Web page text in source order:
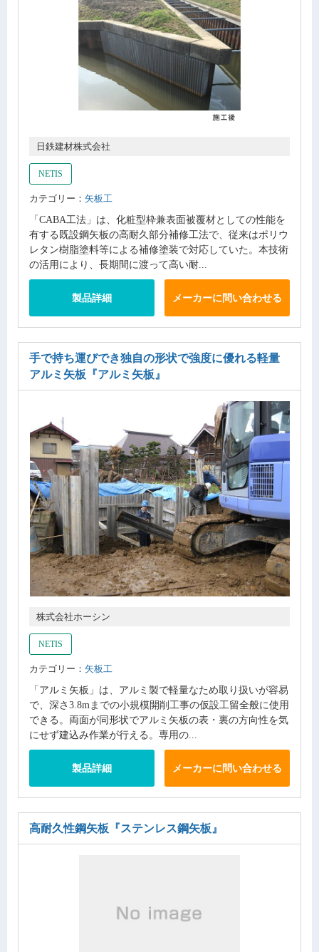
日鉄建材株式会社
NETIS
カテゴリー： 矢板工
「CABA工法」は、化粧型枠兼表面被覆材としての性能を
有する既設鋼矢板の高耐久部分補修工法で、従来はポリウ
レタン樹脂塗料等による補修塗装で対応していた。本技術
の活用により、長期間に渡って高い耐...
製品詳細 メーカーに問い合わせる
手で持ち運びでき独自の形状で強度に優れる軽量
アルミ矢板 『アルミ矢板』
株式会社ホーシン
NETIS
カテゴリー： 矢板工
「アルミ矢板」は、アルミ製で軽量なため取り扱いが容易
で、深さ3.8mまでの小規模開削工事の仮設工留全般に使用
できる。両面が同形状でアルミ矢板の表・裏の方向性を気
にせず建込み作業が行える。専用の...
製品詳細 メーカーに問い合わせる
高耐久性鋼矢板 『ステンレス鋼矢板』